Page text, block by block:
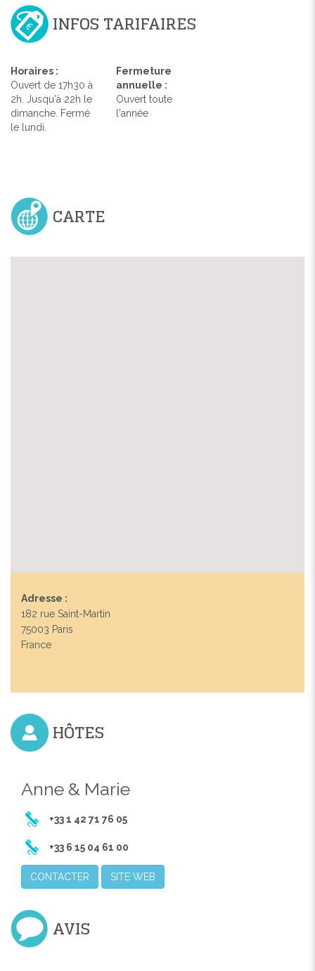
INFOS TARIFAIRES
Horaires :
Ouvert de 17h30 à
2h. Jusqu'à 22h le
dimanche. Fermé
le lundi.
Fermeture
annuelle :
Ouvert toute
l'année
CARTE
Adresse :
182 rue Saint-Martin
75003 Paris
France
HÔTES
Anne & Marie
+33 1 42 71 76 05
+33 6 15 04 61 00
CONTACTER SITE WEB
AVIS